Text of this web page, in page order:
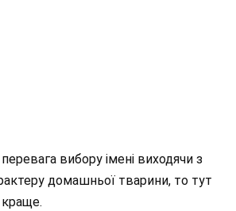
вибору імені виходячи з
домашньої тварини, то тут